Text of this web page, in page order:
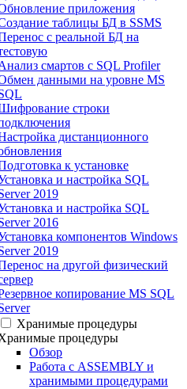
приложения
таблицы БД в SSMS
с реальной БД на
смартов с SQL Profiler
данными на уровне MS
строки
дистанционного
к установке
и настройка SQL
2019
и настройка SQL
2016
компонентов Windows
2019
на другой физический
копирование MS SQL
Хранимые процедуры
процедуры
Обзор
Работа с ASSEMBLY и
хранимыми процедурами